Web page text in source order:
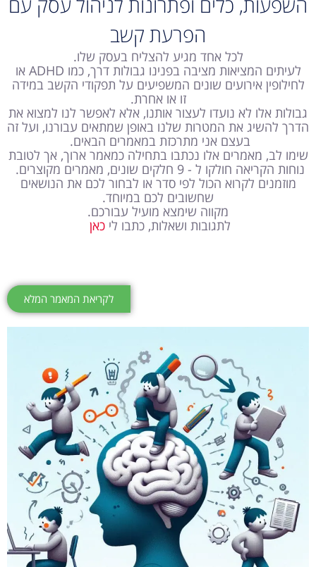
הפרעת קשב
לכל אחד מגיע להצליח בעסק שלו.
לעיתים המציאות מציבה בפנינו גבולות דרך, כמו ADHD או
לחילופין אירועים שונים המשפיעים על תפקודי הקשב במידה
זו או אחרת.
גבולות אלו לא נועדו לעצור אותנו, אלא לאפשר לנו למצוא את
הדרך להשיג את המטרות שלנו באופן שמתאים עבורנו, ועל זה
בעצם אני מתרכזת במאמרים הבאים.
שימו לב, מאמרים אלו נכתבו בתחילה כמאמר ארוך, אך לטובת
נוחות הקריאה חולקו ל - 9 חלקים שונים, מאמרים מקוצרים.
מוזמנים לקרוא הכול לפי סדר או לבחור לכם את הנושאים
שחשובים לכם במיוחד.
מקווה שימצא מועיל עבורכם.
לתגובות ושאלות, כתבו ליכאן
לקריאת המאמר המלא